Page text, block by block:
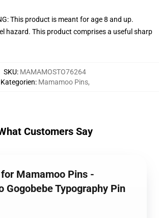
This product is meant for age 8 and up.
hazard. This product comprises a useful sharp
SKU: MAMAMOSTO76264
Kategorien: Mamamoo Pins,
Customers Say
Mamamoo Pins -
Gogobebe Typography Pin